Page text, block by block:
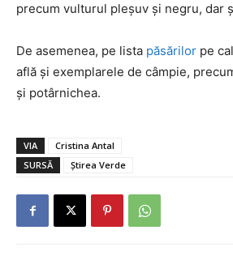
precum vulturul pleșuv și negru, dar
De asemenea, pe lista păsărilor pe
află și exemplarele de câmpie,
și potârnichea.
VIA
Cristina Antal
SURSĂ
Știrea Verde